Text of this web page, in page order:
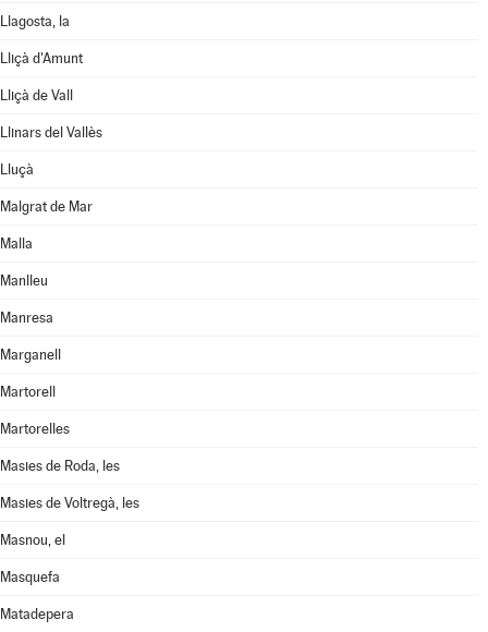
Llagosta, la
Lliçà d'Amunt
Lliçà de Vall
Llinars del Vallès
Lluçà
Malgrat de Mar
Malla
Manlleu
Manresa
Marganell
Martorell
Martorelles
Masies de Roda, les
Masies de Voltregà, les
Masnou, el
Masquefa
Matadepera